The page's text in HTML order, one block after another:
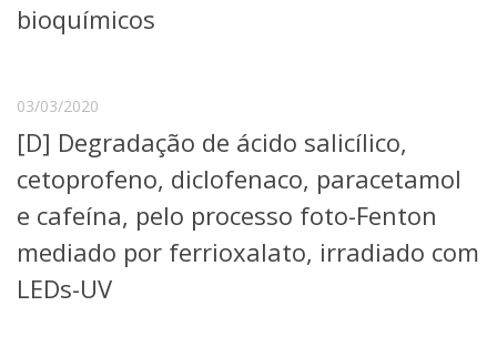
bioquímicos
03/03/2020
[D] Degradação de ácido salicílico,
cetoprofeno, diclofenaco, paracetamol
e cafeína, pelo processo foto-Fenton
mediado por ferrioxalato, irradiado com
LEDs-UV